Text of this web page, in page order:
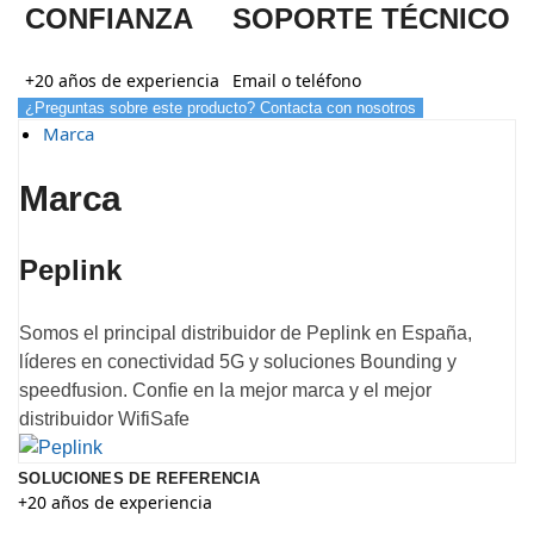
CONFIANZA
+20 años de experiencia
SOPORTE TÉCNICO
Email o teléfono
¿Preguntas sobre este producto? Contacta con nosotros
Marca
Marca
Peplink
Somos el principal distribuidor de Peplink en España,
líderes en conectividad 5G y soluciones Bounding y
speedfusion. Confie en la mejor marca y el mejor
distribuidor WifiSafe
SOLUCIONES DE REFERENCIA
+20 años de experiencia